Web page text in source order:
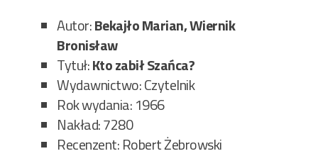
Autor:Bekajło Marian, Wiernik
Bronisław
Tytuł:Kto zabił Szańca?
Wydawnictwo: Czytelnik
Rok wydania: 1966
Nakład: 7280
Recenzent: Robert Żebrowski